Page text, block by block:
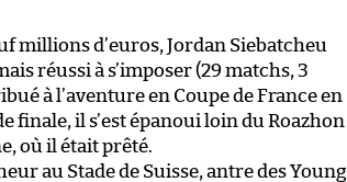
millions d’euros, Jordan Siebatcheu
réussi à s’imposer (29 matchs, 3
à l’aventure en Coupe de France en
finale, il s’est épanoui loin du Roazhon
où il était prêté.
au Stade de Suisse, antre des Young